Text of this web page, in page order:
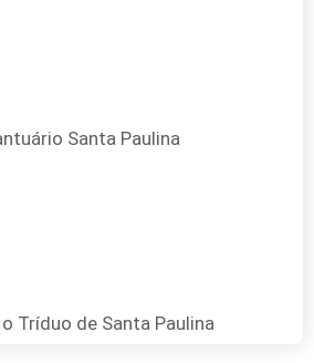
Santa Paulina
Tríduo de Santa Paulina